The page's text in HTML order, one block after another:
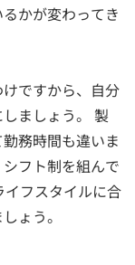
かが変わってき
ですから、自分
ましょう。 製
務時間も違いま
フト制を組んで
フスタイルに合
ょう。